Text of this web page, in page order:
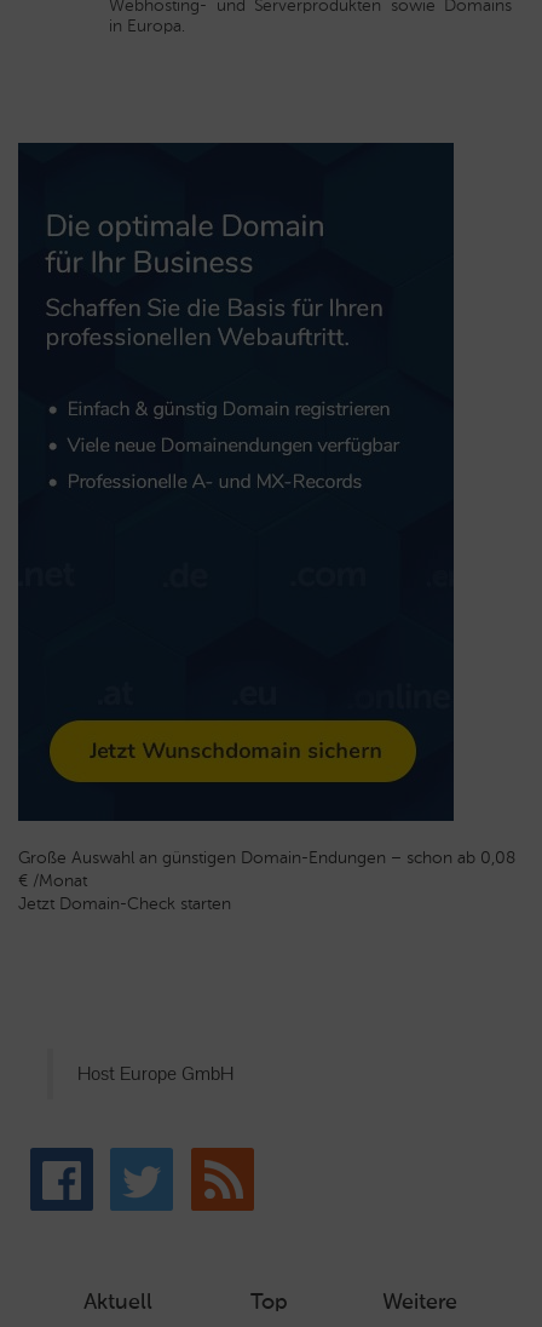
Webhosting- und Serverprodukten sowie Domains
in Europa.
Große Auswahl an günstigen Domain-Endungen – schon ab 0,08
€ /Monat
Jetzt Domain-Check starten
Host Europe GmbH
Aktuell Top Weitere